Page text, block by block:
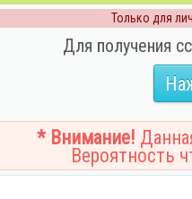
Только для
Для получения
* Внимание!
Вероятность